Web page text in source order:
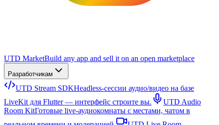
UTD MarketBuild any app and sell it on an open marketplace
Разработчикам
UTD Stream SDKHeadless-сессии аудио/видео на базе
LiveKit для Flutter — интерфейс строите вы.
UTD Audio
Room KitГотовые live-аудиокомнаты с местами, чатом в